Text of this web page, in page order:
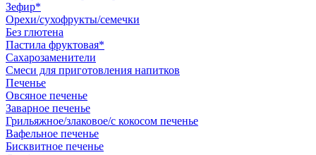
Зефир*
Орехи/сухофрукты/семечки
Без глютена
Пастила фруктовая*
Сахарозаменители
Смеси для приготовления напитков
Печенье
Овсяное печенье
Заварное печенье
Грильяжное/злаковое/с кокосом печенье
Вафельное печенье
Бисквитное печенье